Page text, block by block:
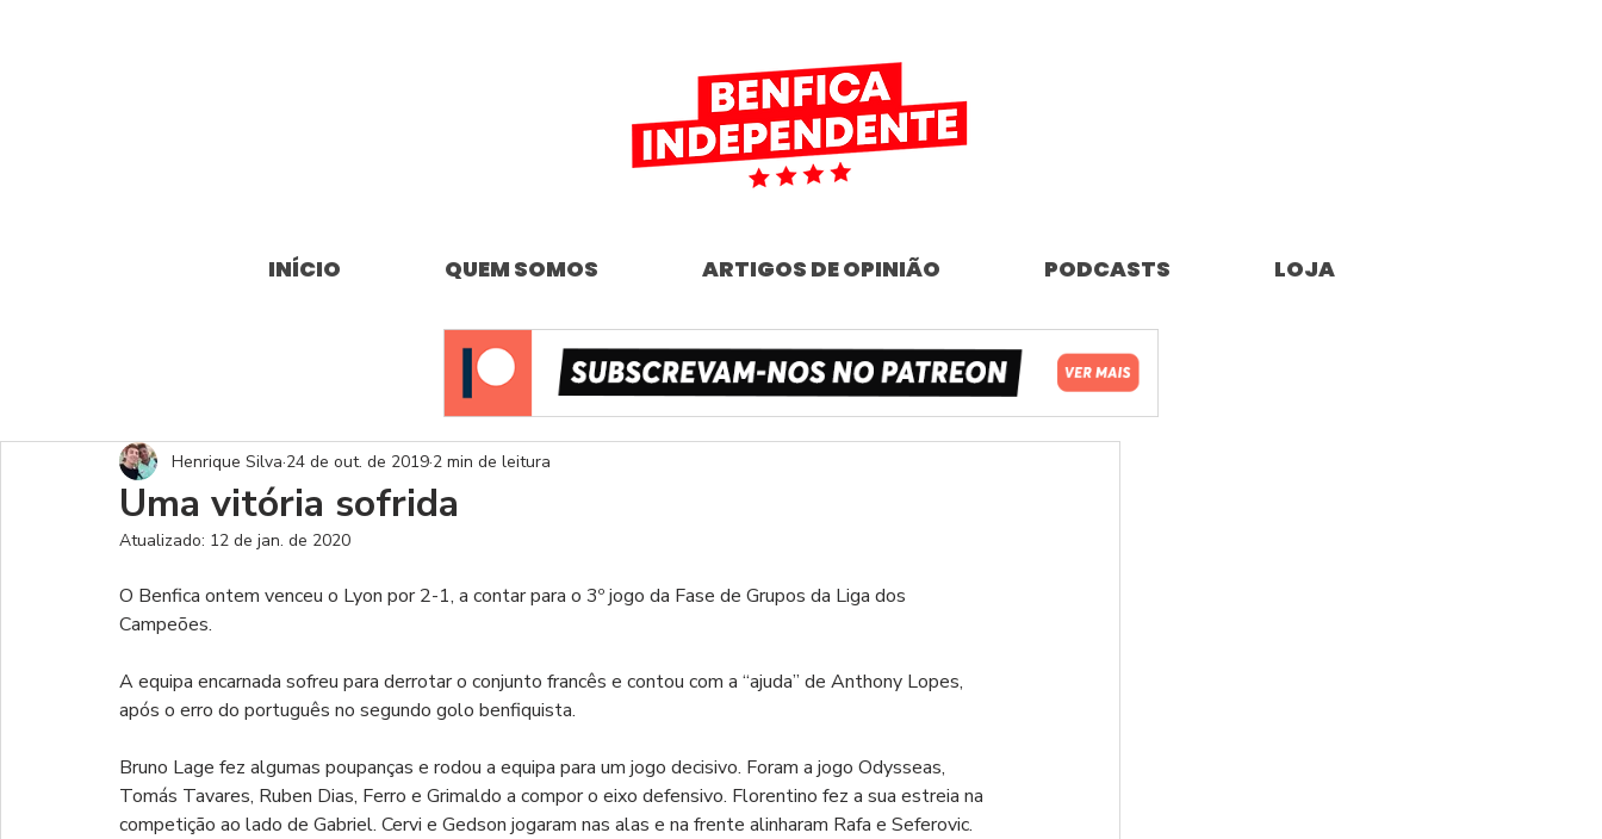
INÍCIO QUEM SOMOS ARTIGOS DE OPINIÃO PODCASTS LOJA
Uma vitória sofrida
Henrique Silva 24 de out. de 2019 2 min de leitura
Atualizado: 12 de jan. de 2020
O Benfica ontem venceu o Lyon por 2-1, a contar para o 3º jogo da Fase de Grupos da Liga dos
Campeões.
A equipa encarnada sofreu para derrotar o conjunto francês e contou com a “ajuda” de Anthony Lopes,
após o erro do português no segundo golo benfiquista.
Bruno Lage fez algumas poupanças e rodou a equipa para um jogo decisivo. Foram a jogo Odysseas,
Tomás Tavares, Ruben Dias, Ferro e Grimaldo a compor o eixo defensivo. Florentino fez a sua estreia na
competição ao lado de Gabriel. Cervi e Gedson jogaram nas alas e na frente alinharam Rafa e Seferovic.